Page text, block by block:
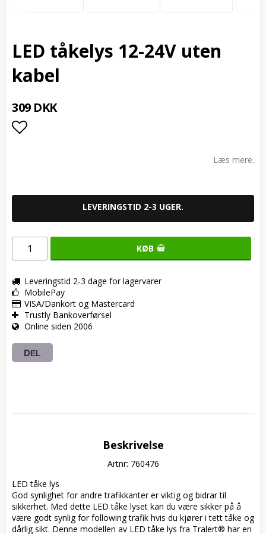
LED tåkelys 12-24V uten
kabel
309 DKK
Læs mere.
LEVERINGSTID 2-3 UGER.
KØB
Leveringstid 2-3 dage for lagervarer
MobilePay
VISA/Dankort og Mastercard
Trustly Bankoverførsel
Online siden 2006
DEL
Beskrivelse
Artnr: 760476
LED tåke lys
God synlighet for andre trafikkanter er viktig og bidrar til
sikkerhet. Med dette LED tåke lyset kan du være sikker på å
være godt synlig for following trafik hvis du kjører i tett tåke og
dårlig sikt. Denne modellen av LED tåke lys fra Tralert® har en